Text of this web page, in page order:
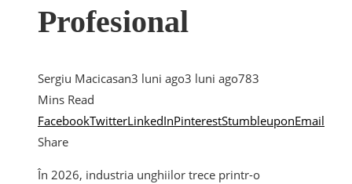
Profesional
Sergiu Macicasan3 luni ago3 luni ago783
Mins Read
FacebookTwitterLinkedInPinterestStumbleuponEmail
Share
În 2026, industria unghiilor trece printr-o